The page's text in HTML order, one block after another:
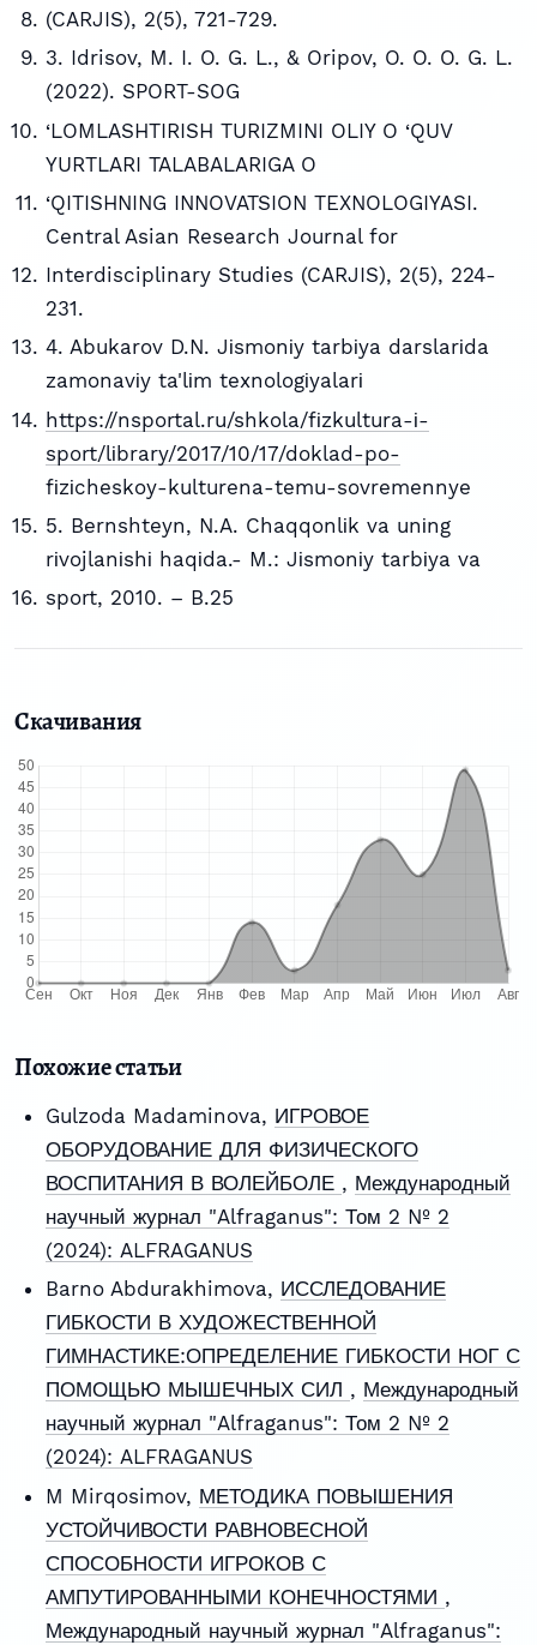
(CARJIS), 2(5), 721-729.
3. Idrisov, M. I. O. G. L., & Oripov, O. O. O. G. L.
(2022). SPORT-SOG
‘LOMLASHTIRISH TURIZMINI OLIY O ‘QUV
YURTLARI TALABALARIGA O
‘QITISHNING INNOVATSION TEXNOLOGIYASI.
Central Asian Research Journal for
Interdisciplinary Studies (CARJIS), 2(5), 224-
231.
4. Abukarov D.N. Jіsmonіy tarbіya darslarіda
zamonavіy ta'lіm texnologіyalarі
https://nsportal.ru/shkola/fіzkultura-і-
sport/lіbrary/2017/10/17/doklad-po-
fіzіcheskoy-kulturena-temu-sovremennye
5. Bernshteyn, N.A. Chaqqonlіk va unіng
rіvojlanіshі haqіda.- M.: Jіsmonіy tarbіya va
sport, 2010. – B.25
Скачивания
Похожие статьи
Gulzoda Madaminova, ИГРОВОЕ
ОБОРУДОВАНИЕ ДЛЯ ФИЗИЧЕСКОГО
ВОСПИТАНИЯ В ВОЛЕЙБОЛЕ , Международный
научный журнал "Alfraganus": Том 2 № 2
(2024): ALFRAGANUS
Barno Abdurakhimova, ИССЛЕДОВАНИЕ
ГИБКОСТИ В ХУДОЖЕСТВЕННОЙ
ГИМНАСТИКЕ:ОПРЕДЕЛЕНИЕ ГИБКОСТИ НОГ С
ПОМОЩЬЮ МЫШЕЧНЫХ СИЛ , Международный
научный журнал "Alfraganus": Том 2 № 2
(2024): ALFRAGANUS
M Mirqosimov, МЕТОДИКА ПОВЫШЕНИЯ
УСТОЙЧИВОСТИ РАВНОВЕСНОЙ
СПОСОБНОСТИ ИГРОКОВ С
АМПУТИРОВАННЫМИ КОНЕЧНОСТЯМИ ,
Международный научный журнал "Alfraganus":